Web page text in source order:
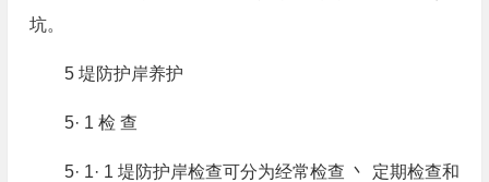
坑。
5 堤防护岸养护
5· 1 检 查
5· 1· 1 堤防护岸检查可分为经常检查 丶 定期检查和